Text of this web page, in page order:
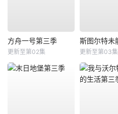
方舟一号第三季
更新至第02集 更新至第03集